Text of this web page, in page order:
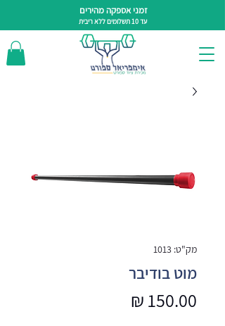
זמני אספקה מהירים
עד 10 תשלומים ללא ריבית
מק"ט: 1013
מוט בודיבר